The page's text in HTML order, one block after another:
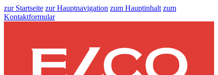
zur Startseite zur Hauptnavigation zum Hauptinhalt zum
Kontaktformular